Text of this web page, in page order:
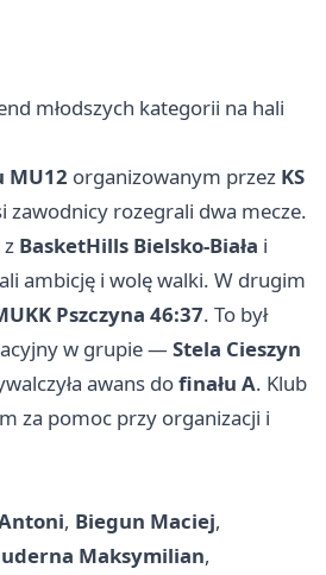
młodszych kategorii na hali
organizowanym przez KS
zawodnicy rozegrali dwa mecze.
BasketHills Bielsko-Biała i
ambicję i wolę walki. W drugim
Pszczyna 46:37. To był
w grupie — Stela Cieszyn
awans dofinału A. Klub
za pomoc przy organizacji i
, Biegun Maciej,
Maksymilian,